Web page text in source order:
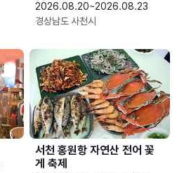
2026.08.20~2026.08.23
경상남도 사천시
서천 홍원항 자연산 전어 꽃
게 축제